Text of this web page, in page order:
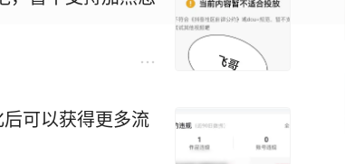
可以获得更多流